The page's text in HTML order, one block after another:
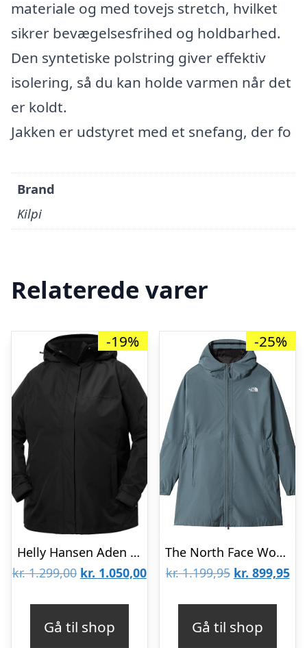
materiale og med tovejs stretch, hvilket
sikrer bevægelsesfrihed og holdbarhed.
Den syntetiske polstring giver effektiv
isolering, så du kan holde varmen når det
er koldt.
Jakken er udstyret med et snefang, der fo
Brand
Kilpi
Relaterede varer
-19%
Helly Hansen Aden Plus, regnjakke, dame, plus size, sort
kr.1.299,00 Den
var:
kr. 1.050,00Den
Gå til shop
-25%
The North Face Womens Plus Hikesteller Parka Shell Jacket, Blue
kr.1.199,95 Den
var:
kr. 899,95
Gå til shop